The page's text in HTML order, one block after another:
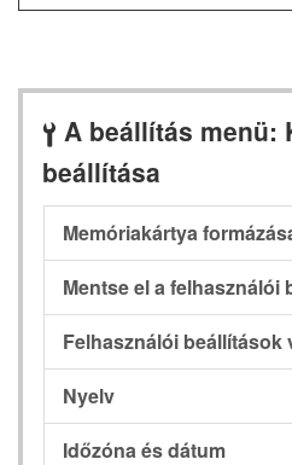
B A beállítás menü:
beállítása
Memóriakártya
Mentse el a felhasználói
Felhasználói beállítások
Nyelv
Időzóna és dátum